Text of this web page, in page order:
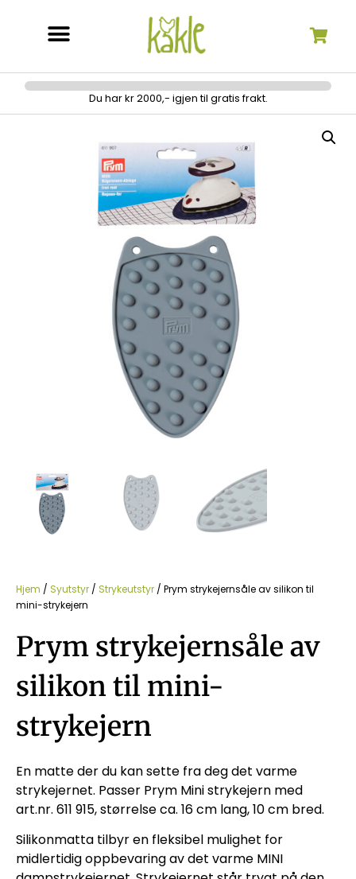
Du har kr 2000,- igjen til gratis frakt.
Hjem / Syutstyr / Strykeutstyr / Prym strykejernsåle av silikon til
mini-strykejern
Prym strykejernsåle av
silikon til mini-
strykejern
En matte der du kan sette fra deg det varme
strykejernet. Passer Prym Mini strykejern med
art.nr. 611 915, størrelse ca. 16 cm lang, 10 cm bred.
Silikonmatta tilbyr en fleksibel mulighet for
midlertidig oppbevaring av det varme MINI